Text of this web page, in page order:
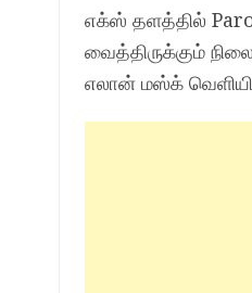
எக்ஸ் தளத்தில்
வைத்திருக்கும்
எலான் மஸ்க்